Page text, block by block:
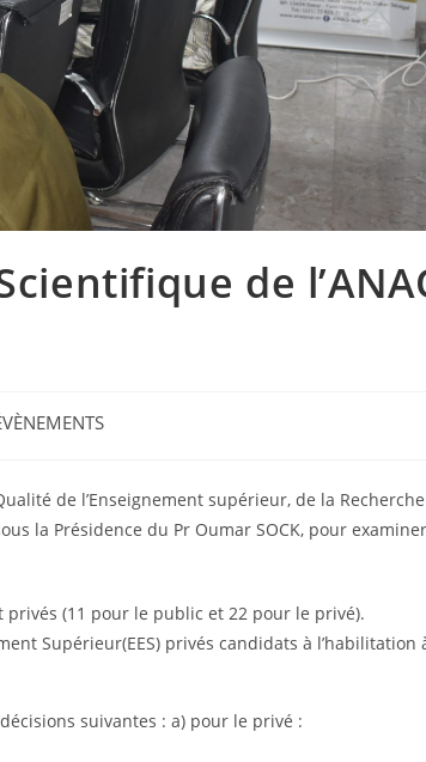
de
de l’Enseignement supérieur, de la
la Présidence du Pr Oumar SOCK, pour
(11 pour le public et 22 pour le privé).
Supérieur(EES) privés candidats à l’habilitation
suivantes : a) pour le privé :